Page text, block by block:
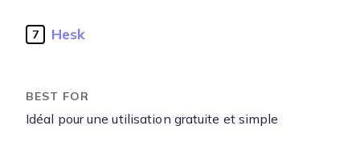
7 Hesk
Idéal pour une utilisation gratuite et simple